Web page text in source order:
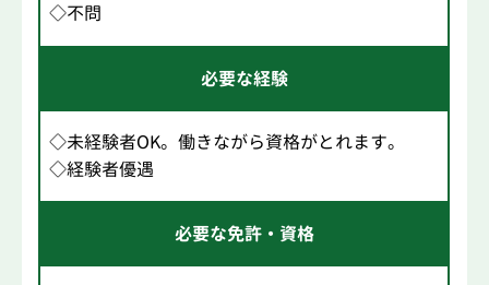
◇不問
必要な経験
◇未経験者OK。働きながら資格がとれます。
◇経験者優遇
必要な免許・資格